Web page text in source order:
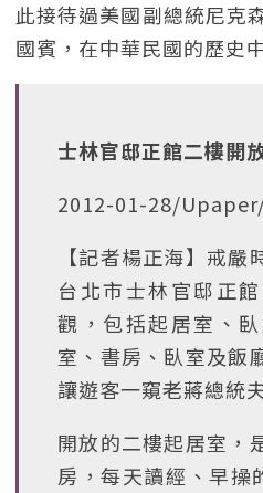
此接待過美國副總統尼克
國賓，在中華民國的歷史
士林官邸正館二樓開
2012-01-28/
【記者楊正海】戒
台北市士林官邸正
觀，包括起居室、
室、書房、臥室及飯
讓遊客一窺老蔣總統
開放的二樓起居室，
房，每天讀經、早操